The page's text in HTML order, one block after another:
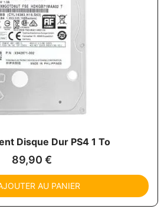
Disque Dur PS4 1 To
89,90 €
AU PANIER